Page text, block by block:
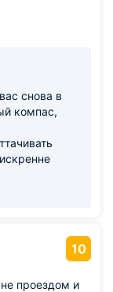
снова в
компас,
атмосферу
эмоций. Мы с
10
проездом и